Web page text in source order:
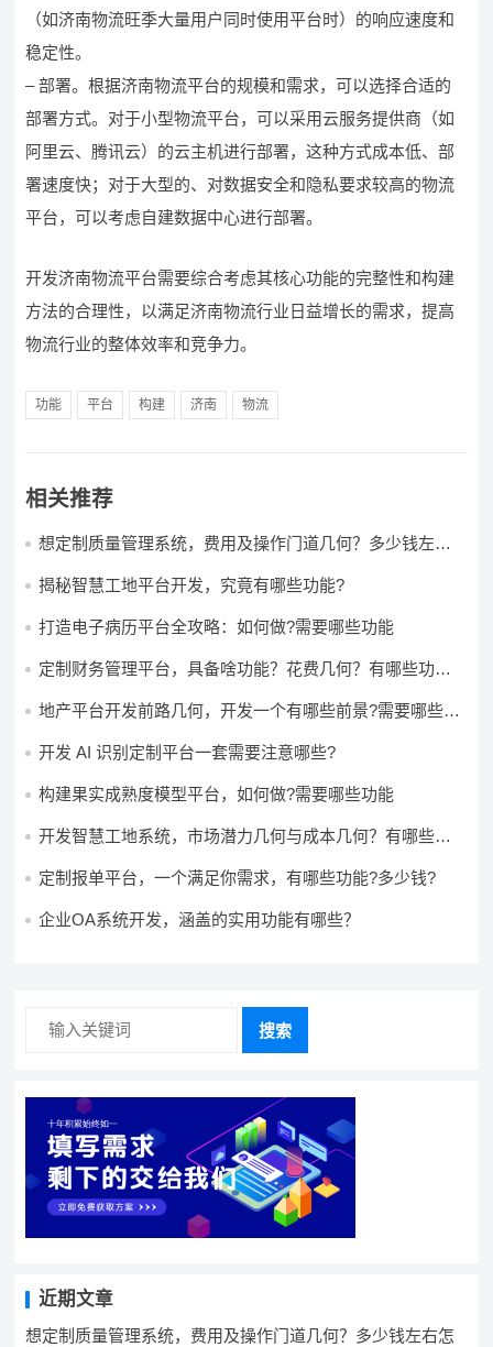
（如济南物流旺季大量用户同时使用平台时）的响应速度和
稳定性。
– 部署。根据济南物流平台的规模和需求，可以选择合适的
部署方式。对于小型物流平台，可以采用云服务提供商（如
阿里云、腾讯云）的云主机进行部署，这种方式成本低、部
署速度快；对于大型的、对数据安全和隐私要求较高的物流
平台，可以考虑自建数据中心进行部署。
开发济南物流平台需要综合考虑其核心功能的完整性和构建
方法的合理性，以满足济南物流行业日益增长的需求，提高
物流行业的整体效率和竞争力。
功能 平台 构建 济南 物流
相关推荐
想定制质量管理系统，费用及操作门道几何？多少钱左右
揭秘智慧工地平台开发，究竟有哪些功能?
打造电子病历平台全攻略：如何做?需要哪些功能
定制财务管理平台，具备啥功能？花费几何？有哪些功能?
地产平台开发前路几何，开发一个有哪些前景?需要哪些费
开发 AI 识别定制平台一套需要注意哪些?
构建果实成熟度模型平台，如何做?需要哪些功能
开发智慧工地系统，市场潜力几何与成本几何？有哪些前
定制报单平台，一个满足你需求，有哪些功能?多少钱?
企业OA系统开发，涵盖的实用功能有哪些？
搜索
近期文章
想定制质量管理系统，费用及操作门道几何？多少钱左右怎